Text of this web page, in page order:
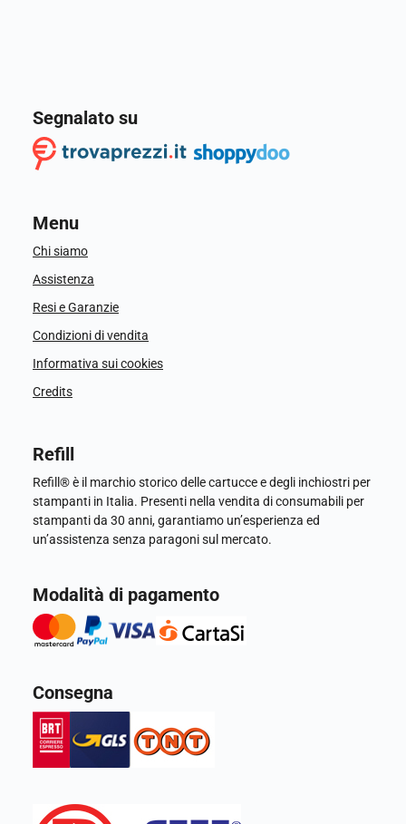
Segnalato su
Menu
Chi siamo
Assistenza
Resi e Garanzie
Condizioni di vendita
Informativa sui cookies
Credits
Refill
Refill® è il marchio storico delle cartucce e degli inchiostri per
stampanti in Italia. Presenti nella vendita di consumabili per
stampanti da 30 anni, garantiamo un’esperienza ed
un’assistenza senza paragoni sul mercato.
Modalità di pagamento
Consegna